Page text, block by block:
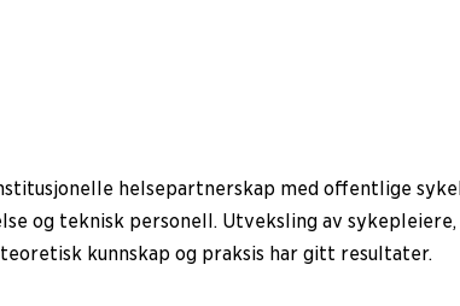
helsepartnerskap med offentlige
og teknisk personell. Utveksling av
kunnskap og praksis har gitt resultater.